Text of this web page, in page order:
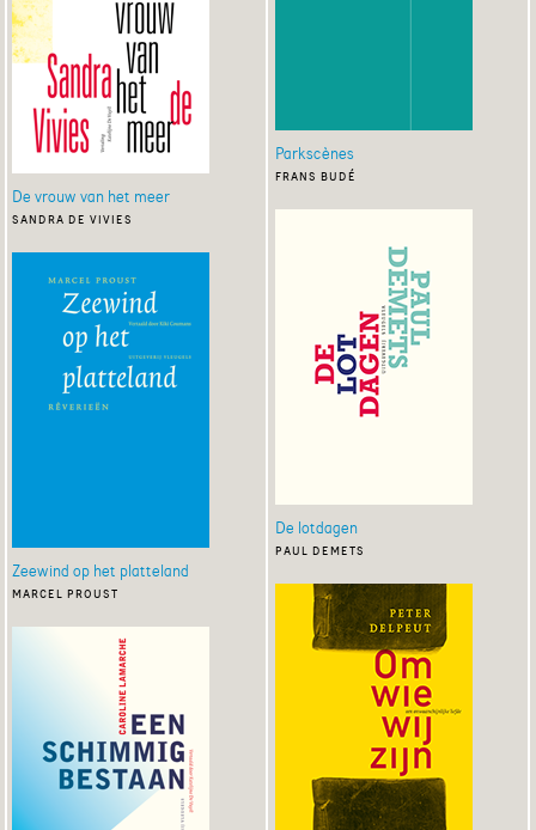
De vrouw van het meer
sandra de vivies
Zeewind op het platteland
marcel proust
Parkscènes
frans budé
De lotdagen
paul demets